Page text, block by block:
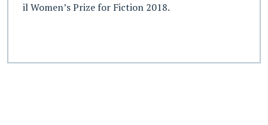
il Women’s Prize for Fiction 2018.